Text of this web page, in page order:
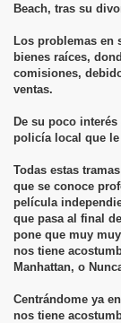
Beach, tras su
Los problemas en
bienes raíces,
comisiones,
ventas.
De su poco
policía local que
Todas estas
que se conoce
película
que pasa al final
pone que muy
nos tiene
Manhattan, o
Centrándome ya
nos tiene